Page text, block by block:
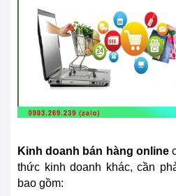
Kinh doanh bán hàng online
thức kinh doanh khác, cần
bao gồm: